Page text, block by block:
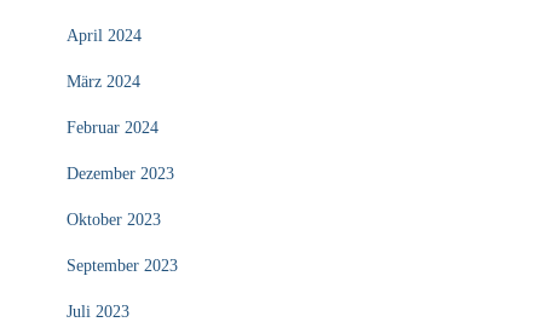
April 2024
März 2024
Februar 2024
Dezember 2023
Oktober 2023
September 2023
Juli 2023